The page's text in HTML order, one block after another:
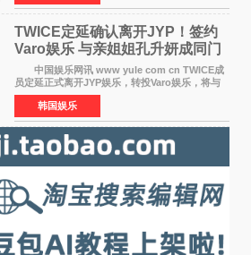
拿： 1、打开电
TWICE定延确认离开JYP！签约
Varo娱乐 与亲姐姐孔升妍成同门
中国娱乐网讯 www yule com cn TWICE成
员定延正式离开JYP娱乐，转投Varo娱乐，将与
亲姐姐孔升妍成为同门。 Varo娱乐于10日通
过官方SNS宣布："能与拥有多彩魅力和无限潜力
的俞定延结下珍贵
韩国娱乐